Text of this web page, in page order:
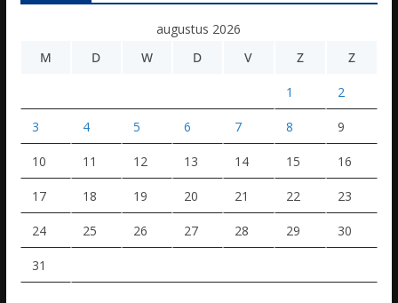
augustus 2026
M
D W D V Z Z
1 2
3 4 5 6 7 8 9
10 11 12 13 14 15 16
17 18 19 20 21 22 23
24 25 26 27 28 29 30
31